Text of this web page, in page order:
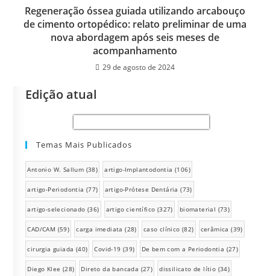
Regeneração óssea guiada utilizando arcabouço
de cimento ortopédico: relato preliminar de uma
nova abordagem após seis meses de
acompanhamento
29 de agosto de 2024
Edição atual
Temas Mais Publicados
Antonio W. Sallum (38) artigo-Implantodontia (106)
artigo-Periodontia (77) artigo-Prótese Dentária (73)
artigo-selecionado (36) artigo científico (327) biomaterial (73)
CAD/CAM (59) carga imediata (28) caso clínico (82) cerâmica (39)
cirurgia guiada (40) Covid-19 (39) De bem com a Periodontia (27)
Diego Klee (28) Direto da bancada (27) dissilicato de lítio (34)